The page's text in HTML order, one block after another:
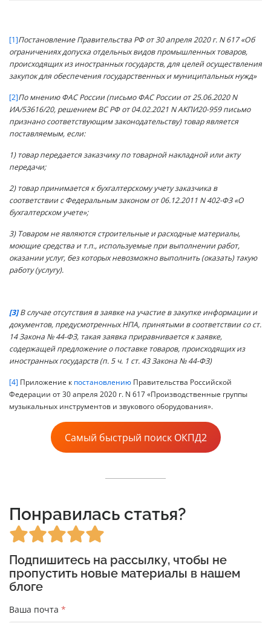
[1]Постановление Правительства РФ от 30 апреля 2020 г. N 617 «Об
ограничениях допуска отдельных видов промышленных товаров,
происходящих из иностранных государств, для целей осуществления
закупок для обеспечения государственных и муниципальных нужд»
[2]По мнению ФАС России (письмо ФАС России от 25.06.2020 N
ИА/53616/20, решением ВС РФ от 04.02.2021 N АКПИ20-959 письмо
признано соответствующим законодательству) товар является
поставляемым, если:
1) товар передается заказчику по товарной накладной или акту
передачи;
2) товар принимается к бухгалтерскому учету заказчика в
соответствии с Федеральным законом от 06.12.2011 N 402-ФЗ «О
бухгалтерском учете»;
3) Товаром не являются строительные и расходные материалы,
моющие средства и т.п., используемые при выполнении работ,
оказании услуг, без которых невозможно выполнить (оказать) такую
работу (услугу).
[3]В случае отсутствия в заявке на участие в закупке информации и
документов, предусмотренных НПА, принятыми в соответствии со ст.
14 Закона № 44-ФЗ, такая заявка приравнивается к заявке,
содержащей предложение о поставке товаров, происходящих из
иностранных государств (п. 5 ч. 1 ст. 43 Закона № 44-ФЗ)
[4] Приложение к постановлению Правительства Российской
Федерации от 30 апреля 2020 г. N 617 «Производственные группы
музыкальных инструментов и звукового оборудования».
Самый быстрый поиск ОКПД2
Понравилась статья?
Подпишитесь на рассылку, чтобы не
пропустить новые материалы в нашем
блоге
Ваша почта *